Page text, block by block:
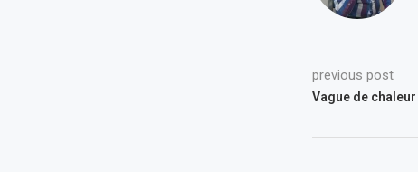
previous post
Vague de